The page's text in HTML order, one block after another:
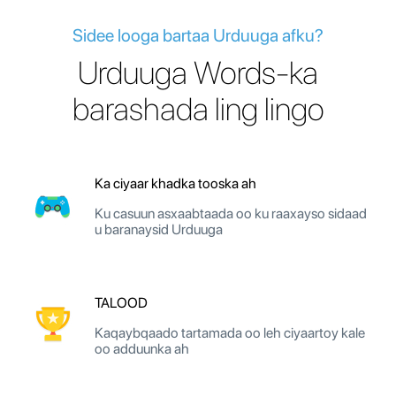
Sidee looga bartaa Urduuga afku?
Urduuga Words-ka
barashada ling lingo
Ka ciyaar khadka tooska ah
Ku casuun asxaabtaada oo ku raaxayso sidaad
u baranaysid Urduuga
TALOOD
Kaqaybqaado tartamada oo leh ciyaartoy kale
oo adduunka ah